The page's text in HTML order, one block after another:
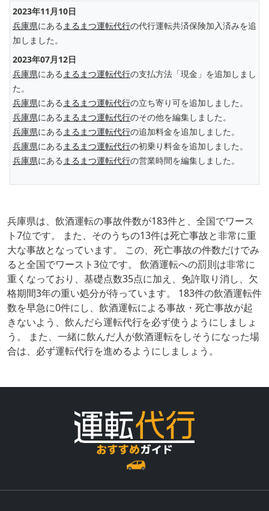
2023年11月10日
兵庫県にある まるまつ運転代行の代行運転共済保険加入済みを追
加しました。
2023年07月12日
兵庫県にある まるまつ運転代行の支払方法「現金」を追加しまし
た。
兵庫県にある まるまつ運転代行の立ち寄り可を追加しました。
兵庫県にある まるまつ運転代行のその他を編集しました。
兵庫県にある まるまつ運転代行の追加料金を追加しました。
兵庫県にある まるまつ運転代行の初乗り料金を追加しました。
兵庫県にある まるまつ運転代行の営業時間を編集しました。
兵庫県は、飲酒運転の事故件数が183件と、全国でワース
ト7位です。 また、そのうちの13件は死亡事故と非常に重
大な事故となっています。 この、死亡事故の件数だけでみ
ると全国でワースト3位です。 飲酒運転への罰則は非常に
重くなっており、基礎点数35点に加え、免許取り消し、欠
格期間3年の重い処分が待っています。 183件の飲酒運転件
数を早急に0件にし、飲酒運転による事故・死亡事故が起
きないよう、飲んだら運転代行を必ず使うようにしましょ
う。 また、一緒に飲んだ人が飲酒運転をしそうになった場
合は、必ず運転代行を進めるようにしましょう。